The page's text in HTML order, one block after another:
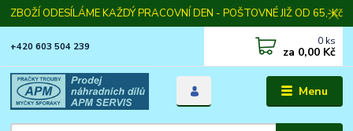
ZBOŽÍ ODESÍLÁME KAŽDÝ PRACOVNÍ DEN - POŠTOVNÉ JIŽ OD 65,-Kč
Menu
+420 603 504 239 0 ks
za 0,00 Kč